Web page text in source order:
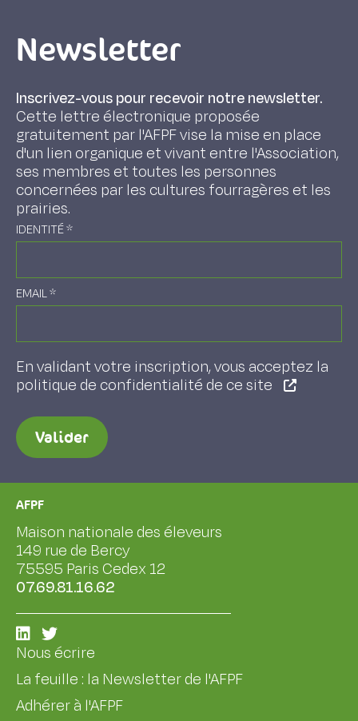
Newsletter
Inscrivez-vous pour recevoir notre newsletter.
Cette lettre électronique proposée
gratuitement par l'AFPF vise la mise en place
d'un lien organique et vivant entre l'Association,
ses membres et toutes les personnes
concernées par les cultures fourragères et les
prairies.
IDENTITÉ*
EMAIL*
En validant votre inscription, vous acceptez la
politique de confidentialité de ce site
Valider
AFPF
Maison nationale des éleveurs
149 rue de Bercy
75595 Paris Cedex 12
07.69.81.16.62
Nous écrire
La feuille : la Newsletter de l'AFPF
Adhérer à l'AFPF